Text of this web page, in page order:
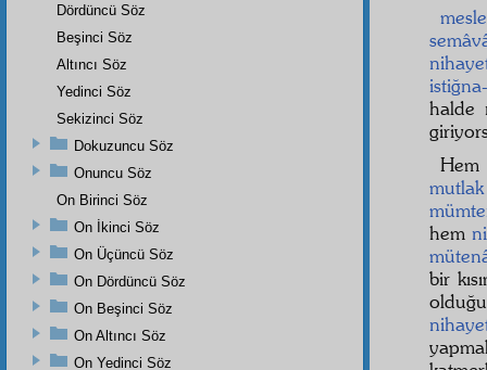
mutlak
hem
bir
Dördüncü Söz
Beşinci Söz
Altıncı Söz
Yedinci Söz
Sekizinci Söz
Dokuzuncu Söz
Onuncu Söz
On Birinci Söz
On İkinci Söz
On Üçüncü Söz
On Dördüncü Söz
On Beşinci Söz
On Altıncı Söz
On Yedinci Söz